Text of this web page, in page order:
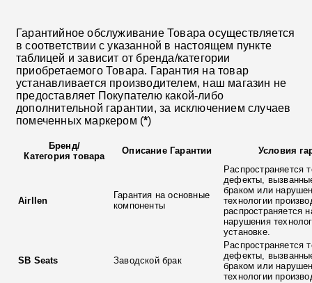
Гарантийное обслуживание Товара осуществляется
в соответствии с указанной в настоящем пункте
таблицей и зависит от бренда/категории
приобретаемого Товара. Гарантия на товар
устанавливается производителем, наш магазин не
предоставляет Покупателю какой-либо
дополнительной гарантии, за исключением случаев
помеченных маркером (*)
Бренд/
Категория товара
Описание Гарантии Условия
Airllen
Гарантия на основные
компоненты
Распространяется
дефекты,
браком или
технологии
распространяется
нарушения
установке.
SB Seats Заводской брак
Распространяется
дефекты,
браком или
технологии